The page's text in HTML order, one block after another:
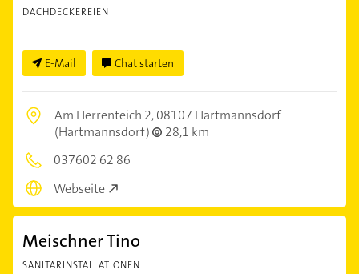
DACHDECKEREIEN
E-Mail Chat starten
Am Herrenteich 2,08107 Hartmannsdorf
(Hartmannsdorf)
28,1 km
037602 62 86
Webseite
Meischner Tino
SANITÄRINSTALLATIONEN